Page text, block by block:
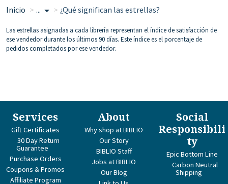
Inicio ... ¿Qué significan las estrellas?
Las estrellas asignadas a cada librería representan el índice de satisfacción de
ese vendedor durante los últimos 90 días. Este índice es el porcentaje de
pedidos completados por ese vendedor.
Services
Gift Certificates
30 Day Return
Guarantee
Purchase Orders
Coupons & Promos
Affiliate Program
About
Why shop at BIBLIO
Our Story
BIBLIO Staff
Jobs at BIBLIO
Our Blog
Social
Responsibili
ty
Epic Bottom Line
Carbon Neutral
Shipping